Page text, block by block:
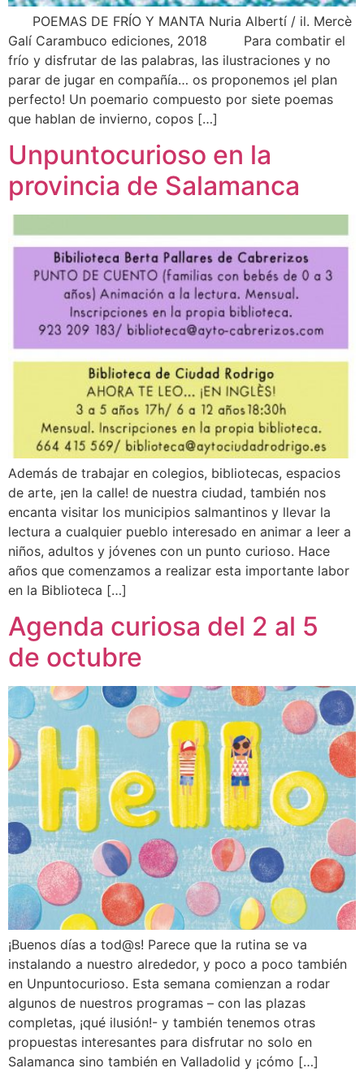
POEMAS DE FRÍO Y MANTA Nuria Albertí / il. Mercè
Galí Carambuco ediciones, 2018 Para combatir el
frío y disfrutar de las palabras, las ilustraciones y no
parar de jugar en compañía… os proponemos ¡el plan
perfecto! Un poemario compuesto por siete poemas
que hablan de invierno, copos […]
Unpuntocurioso en la
provincia de Salamanca
Además de trabajar en colegios, bibliotecas, espacios
de arte, ¡en la calle! de nuestra ciudad, también nos
encanta visitar los municipios salmantinos y llevar la
lectura a cualquier pueblo interesado en animar a leer a
niños, adultos y jóvenes con un punto curioso. Hace
años que comenzamos a realizar esta importante labor
en la Biblioteca […]
Agenda curiosa del 2 al 5
de octubre
¡Buenos días a tod@s! Parece que la rutina se va
instalando a nuestro alrededor, y poco a poco también
en Unpuntocurioso. Esta semana comienzan a rodar
algunos de nuestros programas – con las plazas
completas, ¡qué ilusión!- y también tenemos otras
propuestas interesantes para disfrutar no solo en
Salamanca sino también en Valladolid y ¡cómo […]